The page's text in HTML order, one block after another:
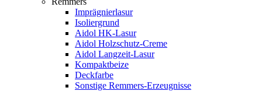
Imprägnierlasur
Isoliergrund
Aidol HK-Lasur
Aidol Holzschutz-Creme
Aidol Langzeit-Lasur
Kompaktbeize
Deckfarbe
Sonstige Remmers-Erzeugnisse